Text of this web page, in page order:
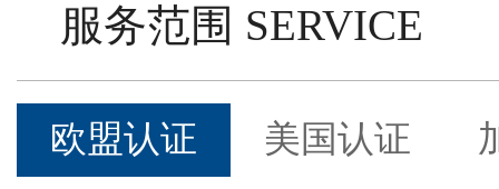
服务范围 SERVICE
欧盟认证 美国认证